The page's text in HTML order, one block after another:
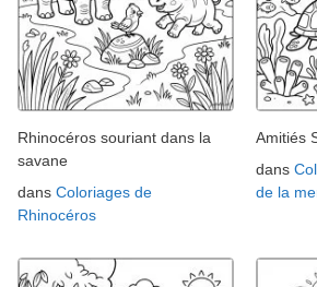
Rhinocéros souriant dans la
savane
dans Coloriages de
Rhinocéros
Amitiés
dans
de la